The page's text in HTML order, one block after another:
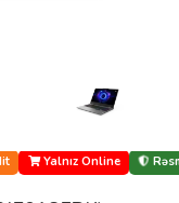
Yalnız Online